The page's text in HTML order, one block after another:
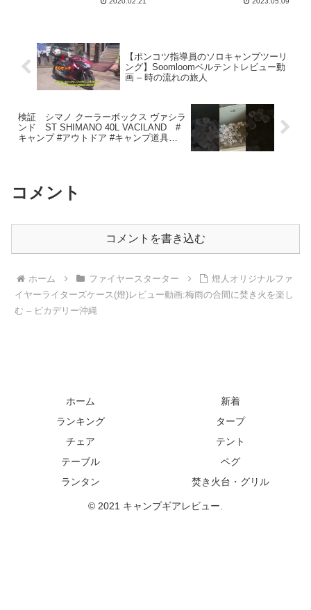
【ポンコツ指導員のソロキャンプツーリ
ング】Soomloomベルテントレビュー動
画 – 時の流れの旅人
検証 シマノ クーラーボックス ヴァシラ
ンド ST SHIMANO 40L VACILAND #
キャンプ #アウトドア #キャンプ道具
コメント
コメントを書き込む
ホーム ファイヤースターター
燈人オリジナルファ
イヤーライターズケース(燈)レビュー動画:梅雨の合間に焚き火を楽し
む – ピカデリー沖縄
ホーム
新着
ランキング
タープ
チェア
テント
テーブル
ペグ
ランタン
焚き火台・グリル
© 2021 キャンプギアレビュー.